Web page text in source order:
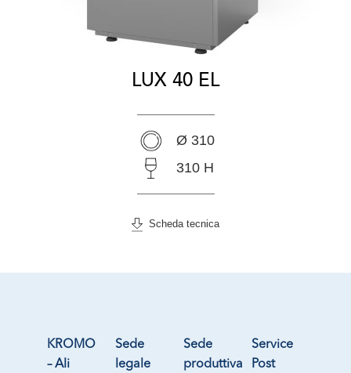
LUX 40 EL
Ø 310
310 H
Scheda tecnica
KROMO
– Ali
Sede
legale
Sede
produttiva
Service
Post